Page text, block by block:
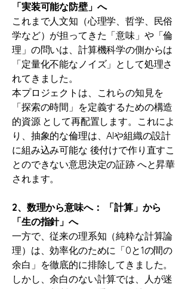
「実装可能な防壁」へ
これまで人文知（心理学、哲学、民俗
学など）が担ってきた「意味」や「倫
理」の問いは、計算機科学の側からは
「定量化不能なノイズ」として処理さ
れてきました。
本プロジェクトは、これらの知見を
「探索の時間」を定義するための構造
的資源 として再配置します。これによ
り、抽象的な倫理は、AIや組織の設計
に組み込み可能な 後付けで作り直すこ
とのできない意思決定の証跡 へと昇華
されます。
2、数理から意味へ： 「計算」から
「生の指針」へ
一方で、従来の理系知（純粋な計算論
理）は、効率化のために「0と1の間の
余白」を徹底的に排除してきました。
しかし、余白のない計算では、人が迷